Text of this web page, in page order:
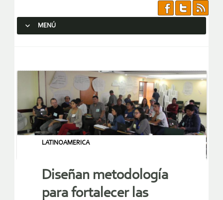
MENÚ
LATINOAMERICA
Diseñan metodología
para fortalecer las